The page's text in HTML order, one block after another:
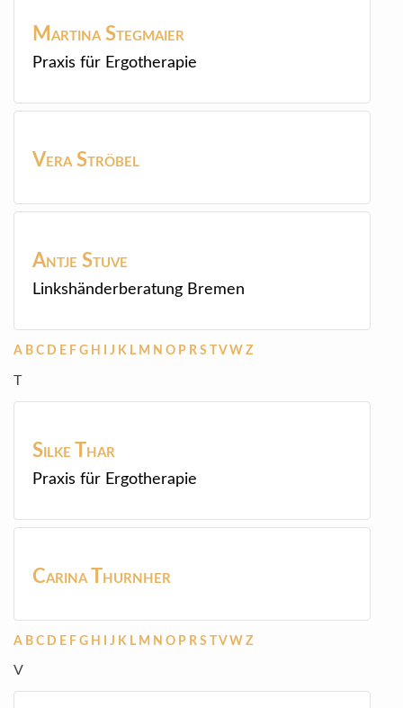
Martina Stegmaier
Praxis für Ergotherapie
Vera Ströbel
Antje Stuve
Linkshänderberatung Bremen
A B C D E F G H J K L M N O P R S V W Z
T
Silke Thar
Praxis für Ergotherapie
Carina Thurnher
A B C D E F G H J K L M N O P R S TV W Z
V